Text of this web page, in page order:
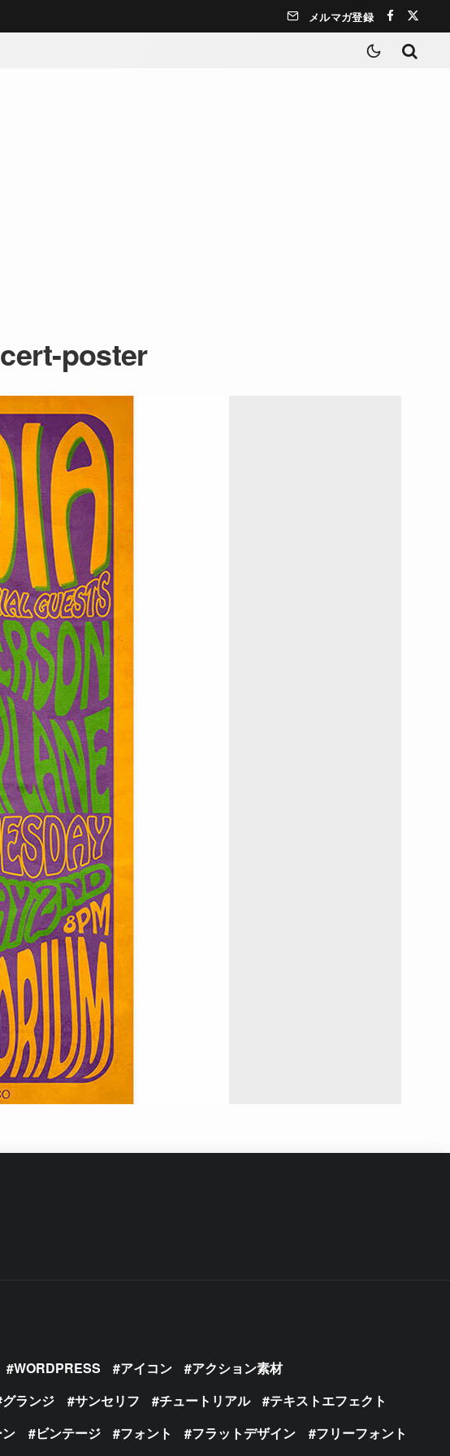
メルマガ登録
poster
WORDPRESS アイコン
アクション素材
グランジ サンセリフ チュートリアル
テキストエフェクト
ビンテージ フォント フラットデザイン フリーフォント